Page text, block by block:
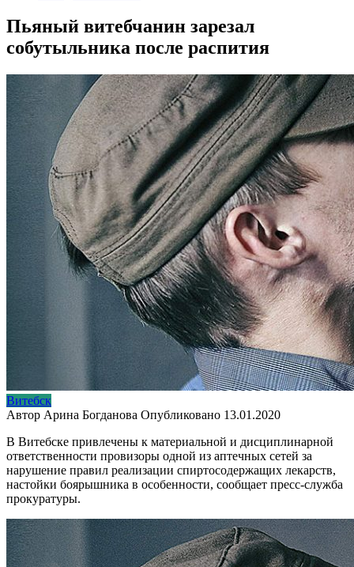
Пьяный витебчанин зарезал
собутыльника после распития
Витебск
Автор Арина Богданова Опубликовано 13.01.2020
В Витебске привлечены к материальной и дисциплинарной
ответственности провизоры одной из аптечных сетей за
нарушение правил реализации спиртосодержащих лекарств,
настойки боярышника в особенности, сообщает пресс-служба
прокуратуры.